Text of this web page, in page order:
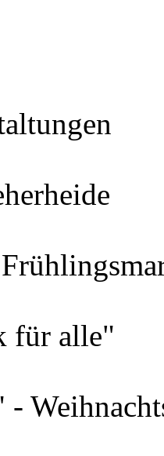
für alle"
-